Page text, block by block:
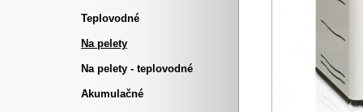
Teplovodné
Na pelety
Na pelety - teplovodné
Akumulačné